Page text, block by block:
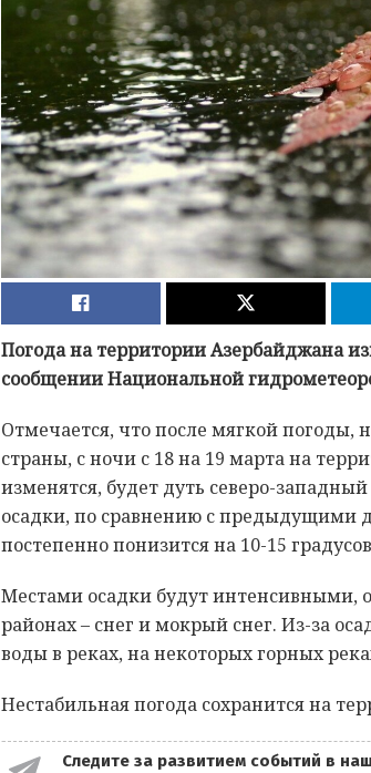
Погода на территории Азербайджана
сообщении Национальной
Отмечается, что после мягкой
страны, с ночи с 18 на 19 марта на
изменятся, будет дуть северо-
осадки, по сравнению с предыдущими
постепенно понизится на 10-15
Местами осадки будут интенсивными,
районах – снег и мокрый снег. Из-за
воды в реках, на некоторых горных
Нестабильная погода сохранится на
Следите за развитием событий в